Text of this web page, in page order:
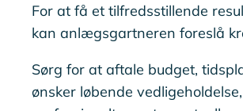
For at få et tilfredsstillende
kan anlægsgartneren foreslå
Sørg for at aftale budget,
ønsker løbende